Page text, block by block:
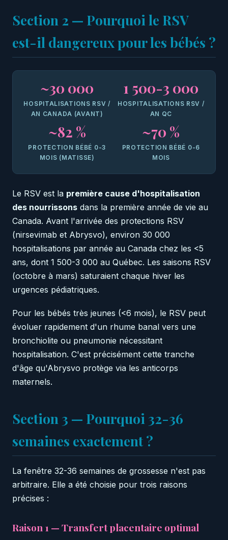
Section 2 — Pourquoi le RSV
est-il dangereux pour les bébés ?
~30 000
HOSPITALISATIONS RSV /
AN CANADA (AVANT)
1 500-3 000
HOSPITALISATIONS RSV /
AN QC
~82 %
PROTECTION BÉBÉ 0-3
MOIS (MATISSE)
~70 %
PROTECTION BÉBÉ 0-6
MOIS
Le RSV est la première cause d'hospitalisation
des nourrissons dans la première année de vie au
Canada. Avant l'arrivée des protections RSV
(nirsevimab et Abrysvo), environ 30 000
hospitalisations par année au Canada chez les <5
ans, dont 1 500-3 000 au Québec. Les saisons RSV
(octobre à mars) saturaient chaque hiver les
urgences pédiatriques.
Pour les bébés très jeunes (<6 mois), le RSV peut
évoluer rapidement d'un rhume banal vers une
bronchiolite ou pneumonie nécessitant
hospitalisation. C'est précisément cette tranche
d'âge qu'Abrysvo protège via les anticorps
maternels.
Section 3 — Pourquoi 32-36
semaines exactement ?
La fenêtre 32-36 semaines de grossesse n'est pas
arbitraire. Elle a été choisie pour trois raisons
précises :
Raison 1 — Transfert placentaire optimal